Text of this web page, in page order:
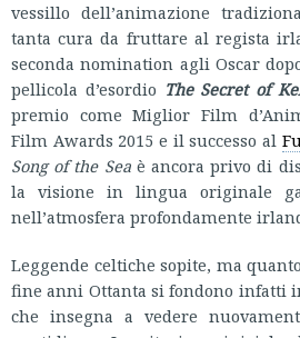
vessillo dell’animazione
tanta cura da fruttare al regista
seconda nomination agli Oscar
pellicola d’esordio The Secret of
premio come Miglior Film
Film Awards 2015 e il successo al
Song of the Seaè ancora privo di
la visione in lingua originale
nell’atmosfera profondamente
Leggende celtiche sopite, ma
fine anni Ottanta si fondono infatti
che insegna a vedere